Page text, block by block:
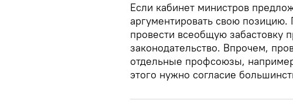
Если кабинет министров
аргументировать свою
провести всеобщую забастовку
законодательство. Впрочем,
отдельные профсоюзы,
этого нужно согласие